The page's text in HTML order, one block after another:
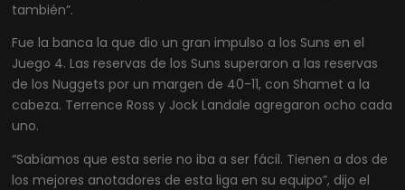
también”.
Fue la banca la que dio un gran impulso a los Suns en el
Juego 4. Las reservas de los Suns superaron a las reservas
de los Nuggets por un margen de 40-11, con Shamet a la
cabeza. Terrence Ross y Jock Landale agregaron ocho cada
uno.
“Sabíamos que esta serie no iba a ser fácil. Tienen a dos de
los mejores anotadores de esta liga en su equipo”, dijo el